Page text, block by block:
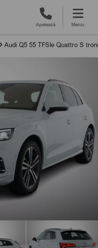
Apelează Meniu
Audi Q5 55 TFSIe Quattro S